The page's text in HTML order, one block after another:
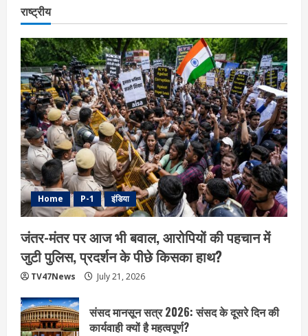
राष्ट्रीय
Home P-1 इंडिया
जंतर-मंतर पर आज भी बवाल, आरोपियों की पहचान में
जुटी पुलिस, प्रदर्शन के पीछे किसका हाथ?
TV47News July 21, 2026
संसद मानसून सत्र 2026: संसद के दूसरे दिन की
कार्यवाही क्यों है महत्वपूर्ण?